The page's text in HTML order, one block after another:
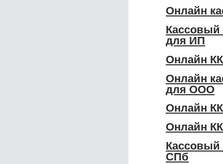
Онлайн
для ИП
Онлайн
Онлайн
для ООО
Онлайн
Онлайн
СПб